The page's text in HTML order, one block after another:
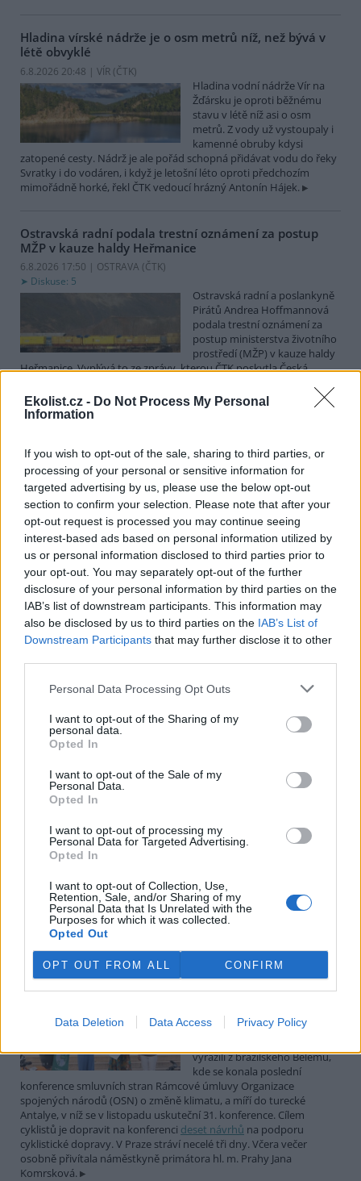
Ekolist.cz - Do Not Process My Personal
Information
If you wish to opt-out of the sale, sharing to third parties, or
processing of your personal or sensitive information for
targeted advertising by us, please use the below opt-out
section to confirm your selection. Please note that after your
opt-out request is processed you may continue seeing
interest-based ads based on personal information utilized by
us or personal information disclosed to third parties prior to
your opt-out. You may separately opt-out of the further
disclosure of your personal information by third parties on the
IAB’s list of downstream participants. This information may
also be disclosed by us to third parties on the IAB’s List of
Downstream Participants that may further disclose it to other
Personal Data Processing Opt Outs
I want to opt-out of the Sharing of my
personal data.
Opted In
I want to opt-out of the Sale of my
Personal Data.
Opted In
I want to opt-out of processing my
Personal Data for Targeted Advertising.
Opted In
I want to opt-out of Collection, Use,
Retention, Sale, and/or Sharing of my
Personal Data that Is Unrelated with the
Purposes for which it was collected.
Opted Out
OPT OUT FROM ALL CONFIRM
Data Deletion Data Access Privacy Policy
Hladina vírské nádrže je o osm metrů níž, než bývá v
létě obvyklé
6.8.2026 20:48 | VÍR (ČTK)
Hladina vodní nádrže Vír na
Žďársku je oproti běžnému
stavu v létě níž asi o osm
metrů. Z vody už vystoupaly i
kamenné obruby kdysi
zatopené cesty. Nádrž je ale pořád schopná přidávat vodu do řeky
Svratky i do vodáren, i když je letošní léto oproti předchozím
mimořádně horké, řekl ČTK vedoucí hrázný Antonín Hájek.
Ostravská radní podala trestní oznámení za postup
MŽP v kauze haldy Heřmanice
6.8.2026 17:50 | OSTRAVA (ČTK)
Diskuse: 5
Ostravská radní a poslankyně
Pirátů Andrea Hoffmannová
podala trestní oznámení za
postup ministerstva životního
prostředí (MŽP) v kauze haldy
Heřmanice. Vyplývá to ze zprávy, kterou ČTK poskytla Česká
případu České inspekci životního prostředí (ČIŽP) a zastavení řízení.
Hoffmannová ČTK sdělila, že trestní oznámení podala proti dosud
zjištěna prověřováním. Stanovisko MŽP a ČIŽP ČTK shání.
Ředitelé odborů i mluvčí se z ČIŽP rozhodli odejít z
vlastní vůle, řekl Straka
6.8.2026 15:22 (ČTK)
Ředitel odboru vnitřních
služeb Matěj Mrlina, vedoucí
služebního úřadu Oldřich
Jarolím a tisková mluvčí Miriam
Loužecká končí na České
inspekci životního prostředí (ČIŽP) z vlastní iniciativy. Na dotaz ČTK
to napsal nový ředitel inspekce Pavel Straka (za Motoristy). O jejich
plánovaných odchodechinformovalyv pondělí Seznam Zprávy.
Veterináři v horku ošetřují více zvířat, ohrožení jsou psi
se zploštělým čumákem
Veterináři v současných
vedrech ošetřují více zvířat.
krátkou lebkou a zploštělým
čumákem, jako jsou například mopsi nebo buldočci, starší jedinci a
zvířata se srdečním onemocněním. Jejich majitelé pro ně
dehydrataci nebo kolapsu. ČTK to sdělila viceprezidentka Komory
veterinárních lékařů ČR Kateřina Valdhans.
Do Prahy dorazili jezdci cyklistické štafety, míří na
konferenci o klimatu
Do Prahy dnes dorazili jezdci
mezinárodní cyklistické štafety
vyrazili z brazilského Belému,
kde se konala poslední
konference smluvních stran Rámcové úmluvy Organizace
spojených národů (OSN) o změně klimatu, a míří do turecké
Antalye, v níž se v listopadu uskuteční 31. konference. Cílem
cyklistů je dopravit na konferenci deset návrhů na podporu
cyklistické dopravy. V Praze stráví necelé tři dny. Včera večer
osobně přivítala náměstkyně primátora hl. m. Prahy Jana
Komrsková.